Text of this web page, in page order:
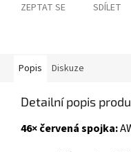
ZEPTAT SE SDÍLET
Popis Diskuze
Detailní popis
46× červená spojka: